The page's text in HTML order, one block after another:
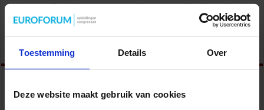
Toestemming Details Over
Deze website maakt gebruik van cookies
een integrale oplossing op twee tijdssporen. Het heden en de
toekomst …